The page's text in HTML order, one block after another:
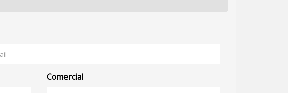
Comercial